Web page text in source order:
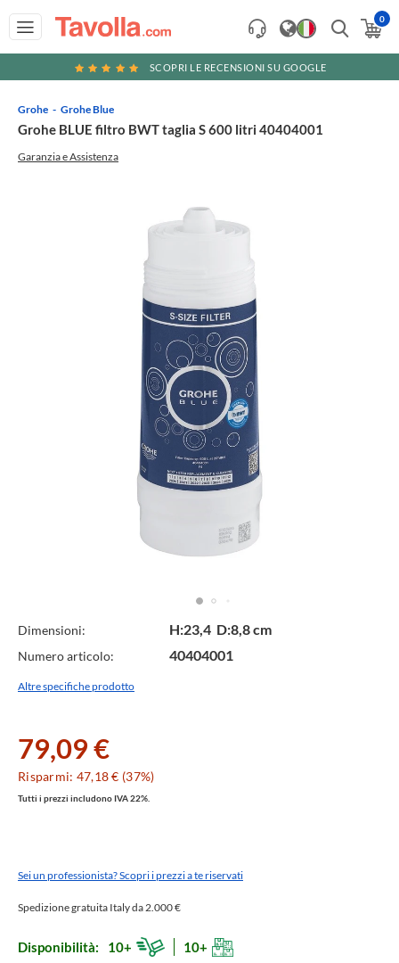
0
SCOPRI LE RECENSIONI SU GOOGLE
Grohe Grohe Blue
Grohe BLUE filtro BWT taglia S 600 litri 40404001
Garanzia e Assistenza
Specifiche
Tecniche
Dimensioni: H:23,4 D:8,8 cm
Numero articolo: 40404001
Altre specifiche prodotto
79,09 €
Risparmi: 47,18 € (37%)
Tutti i prezzi includono IVA 22%.
Sei un professionista? Scopri i prezzi a te riservati
Spedizione gratuita Italy da 2.000 €
Disponibilità: 10+ 10+